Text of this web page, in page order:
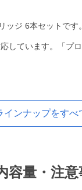
ッジ 6本セットです。
しています。「プ
インナップをすべ
容量・注